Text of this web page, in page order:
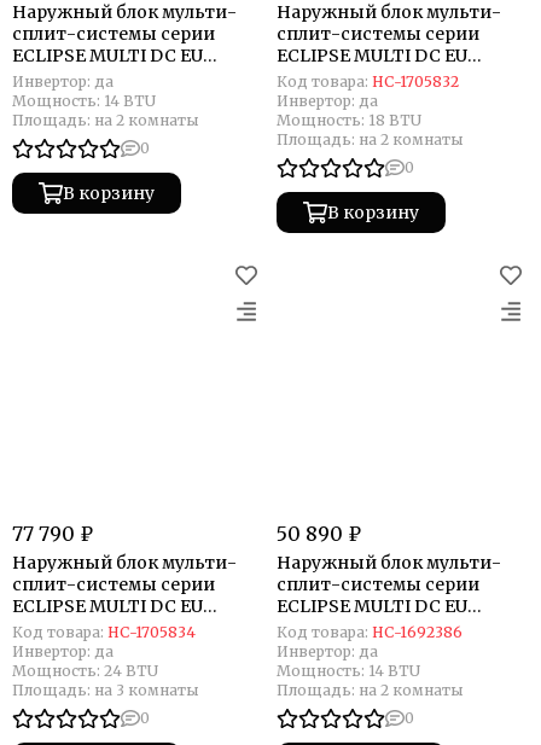
Наружный блок мульти-
сплит-системы серии
ECLIPSE MULTI DC EU
Inverter UC-2FMA14-OUT
Инвертор: да
Мощность: 14 BTU
Площадь: на 2 комнаты
0
В корзину
Наружный блок мульти-
сплит-системы серии
ECLIPSE MULTI DC EU
Inverter UC-2FMA18-OUT
Код товара: НС-1705832
Инвертор: да
Мощность: 18 BTU
Площадь: на 2 комнаты
0
В корзину
77 790 ₽
Наружный блок мульти-
сплит-системы серии
ECLIPSE MULTI DC EU
Inverter UC-3FMA24-OUT
Код товара: НС-1705834
Инвертор: да
Мощность: 24 BTU
Площадь: на 3 комнаты
0
50 890 ₽
Наружный блок мульти-
сплит-системы серии
ECLIPSE MULTI DC EU
Inverter UC-2FME14-OUT
Код товара: НС-1692386
Инвертор: да
Мощность: 14 BTU
Площадь: на 2 комнаты
0